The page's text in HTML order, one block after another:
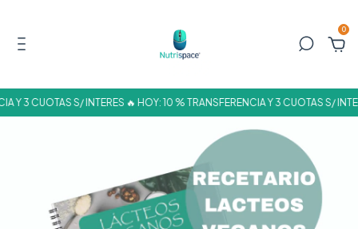
0
Y 3 CUOTAS S/ INTERES 🔥 HOY: 10 % TRANSFERENCIA Y 3 CUOTAS S/